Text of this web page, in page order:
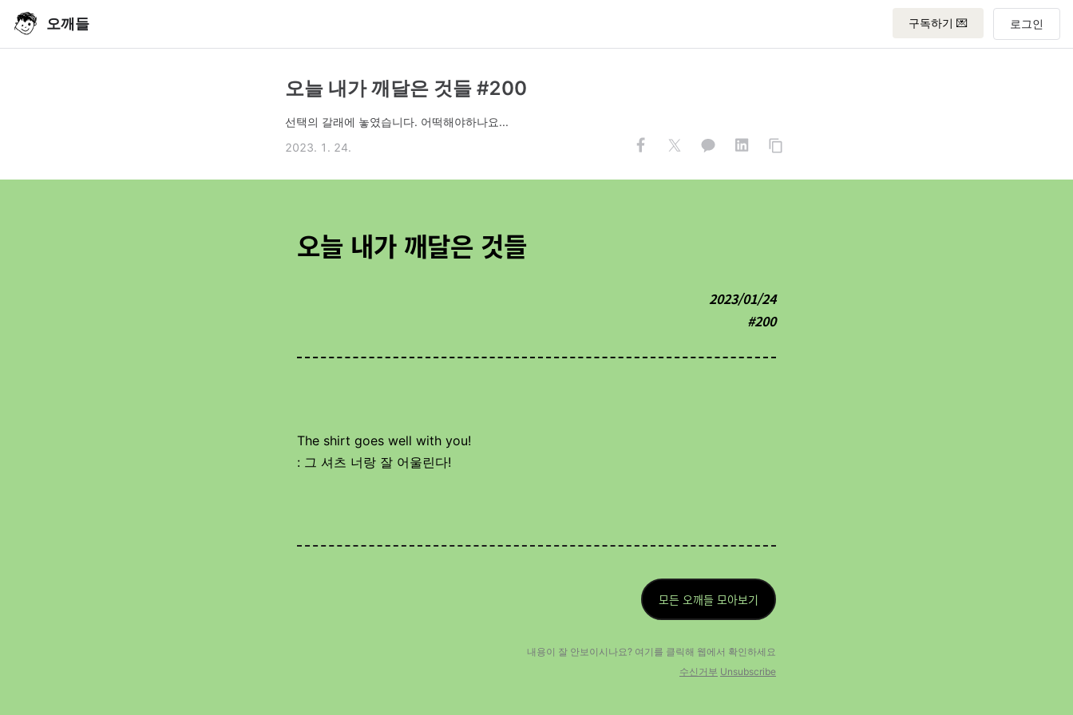
오깨들 구독하기 💌
오늘 내가 깨달은 것들 #200
선택의 갈래에 놓였습니다. 어떡해야하나요...
2023. 1. 24.
오늘 내가 깨달은 것들
2023/01/24
#200
The shirt goes well with you!
: 그 셔츠 너랑 잘 어울린다!
모든 오깨들 모아보기
내용이 잘 안보이시나요? 여기를 클릭해 웹에서 확인하세요
수신거부 Unsubscribe